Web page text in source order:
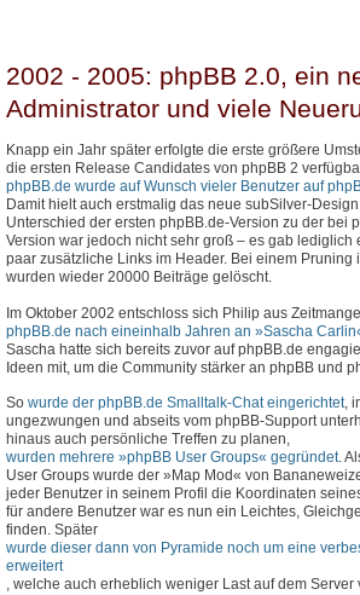
2002 - 2005: phpBB 2.0, ein
Administrator und viele
Knapp ein Jahr später erfolgte die erste größere
die ersten Release Candidates von phpBB 2
phpBB.de wurde auf Wunsch vieler Benutzer auf
Damit hielt auch erstmalig das neue subSilver-
Unterschied der ersten phpBB.de-Version zu der bei
Version war jedoch nicht sehr groß – es gab lediglich
paar zusätzliche Links im Header. Bei einem Pruning
wurden wieder 20000 Beiträge gelöscht.
Im Oktober 2002 entschloss sich Philip aus
phpBB.de nach eineinhalb Jahren an »Sascha
Sascha hatte sich bereits zuvor auf phpBB.de
Ideen mit, um die Community stärker an phpBB und
So wurde der phpBB.de Smalltalk-Chat eingerichtet,
ungezwungen und abseits vom phpBB-Support
hinaus auch persönliche Treffen zu planen,
wurden mehrere »phpBB User Groups« gegründet.
User Groups wurde der »Map Mod« von
jeder Benutzer in seinem Profil die Koordinaten
für andere Benutzer war es nun ein Leichtes,
finden. Später
wurde dieser dann von Pyramide noch um eine
erweitert
, welche auch erheblich weniger Last auf dem Server